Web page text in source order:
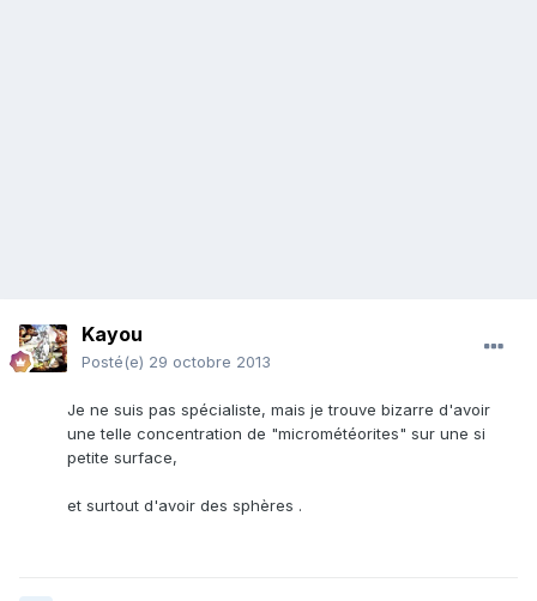
Kayou
Posté(e) 29 octobre 2013
Je ne suis pas spécialiste, mais je trouve bizarre d'avoir
une telle concentration de "micrométéorites" sur une si
petite surface,
et surtout d'avoir des sphères .